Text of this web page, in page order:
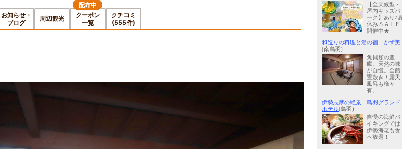
お知らせ・
ブログ
周辺観光
クーポン
一覧
配布中
クチコミ
(555件)
【全天候型・
屋内キッズパ
ーク】あり♪
休みＳＡＬＥ
開催中★
和造りの料理と湯の宿 かず美
(南鳥羽)
魚貝類の豊
庫。天然の味
が自慢。全館
畳敷き！露天
風呂も様々
有。
伊勢志摩の絶景 鳥羽グランド
ホテル(鳥羽)
自慢の海鮮バ
イキングでは
伊勢海老も食
べ放題！